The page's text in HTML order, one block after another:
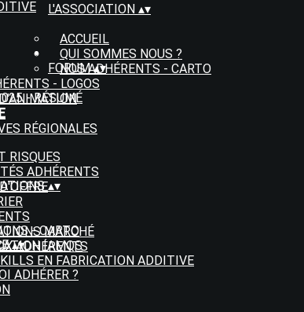
L'ASSOCIATION ▴▾
ACCUEIL
QUI SOMMES NOUS ?
NOS ADHÉRENTS - CARTO
- LOGOS
RÉGIONALES
FORUM▴▾
- RÉSUMÉ
RISQUES
ADHÉRENTS
MARCHÉ
ADHÉRENTS
▴▾
- CARTO
IAMQS
EN FABRICATION ADDITIVE
▴▾
ADHÉRER ?